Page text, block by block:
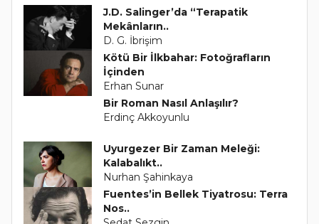
J.D. Salinger’da “Terapatik
Mekânların..
D. G. İbrişim
Kötü Bir İlkbahar: Fotoğrafların
İçinden
Erhan Sunar
Bir Roman Nasıl Anlaşılır?
Erdinç Akkoyunlu
Uyurgezer Bir Zaman Meleği:
Kalabalıkt..
Nurhan Şahinkaya
Fuentes’in Bellek Tiyatrosu: Terra
Nos..